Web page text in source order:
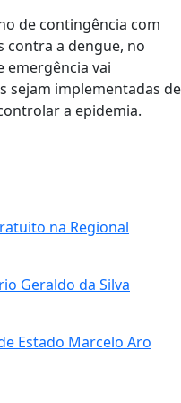
de contingência com
contra a dengue, no
emergência vai
sejam implementadas de
a epidemia.
na Regional
Geraldo da Silva
Estado Marcelo Aro